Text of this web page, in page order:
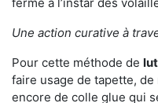
Une action curative à
Pour cette méthode de
faire usage de tapette,
encore de colle glue qui